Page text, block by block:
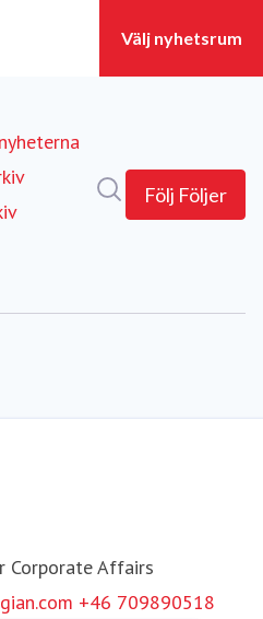
Följ Följer
Corporate Affairs
+46 709890518